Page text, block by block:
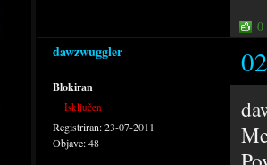
0
dawzwuggler
Blokiran
Isključen
Registriran:23-07-2011
Objave:48